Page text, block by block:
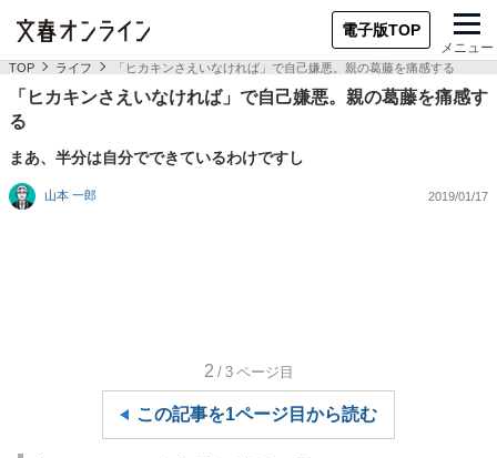
電子版TOP
メニュー
TOP ライフ 「ヒカキンさえいなければ」で自己嫌悪。親の葛藤を痛感する
「ヒカキンさえいなければ」で自己嫌悪。親の葛藤を痛感す
る
まあ、半分は自分でできているわけですし
山本 一郎 2019/01/17
2 /3 ページ目
この記事を1ページ目から読む